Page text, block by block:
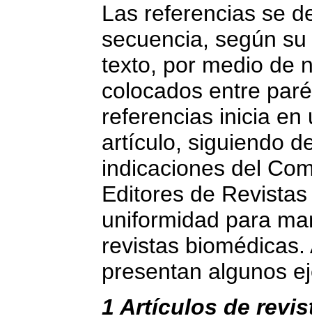
Las referencias se
secuencia, según
texto, por medio de
colocados entre
referencias inicia en
artículo, siguiendo
indicaciones del
Editores de
uniformidad para
revistas
presentan algunos
1 Artículos de